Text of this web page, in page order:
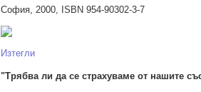
София, 2000, ISBN 954-90302-3-7
Изтегли
"Трябва ли да се страхуваме от нашите